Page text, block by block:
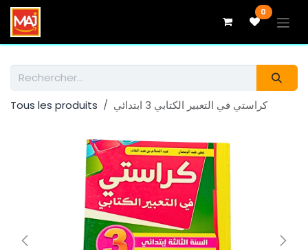
Se rendre au contenu 0
Tous les produits كراستي في التعبير الكتابي 3 ابتدائي